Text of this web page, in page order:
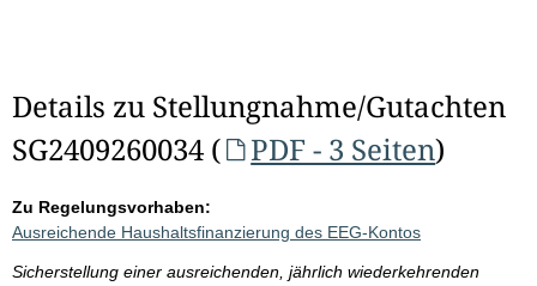
Details zu Stellungnahme/Gutachten
SG2409260034 (
PDF - 3 Seiten)
Zu Regelungsvorhaben:
Ausreichende Haushaltsfinanzierung des EEG-Kontos
Sicherstellung einer ausreichenden, jährlich wiederkehrenden